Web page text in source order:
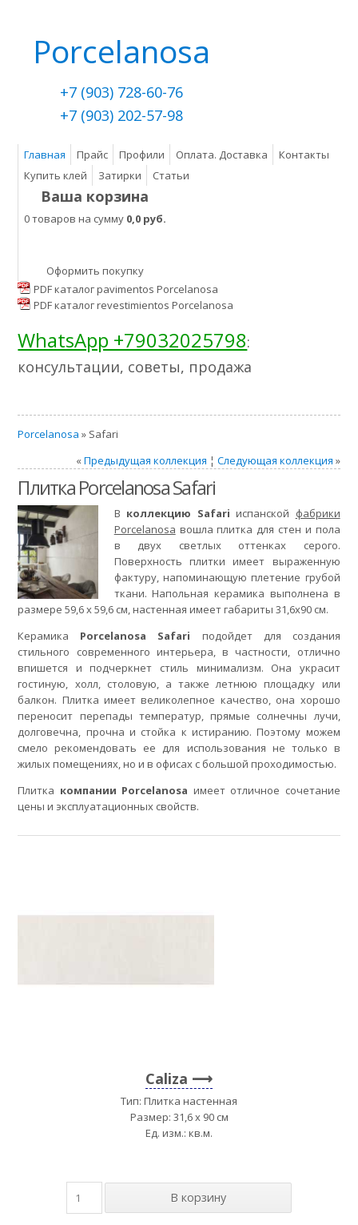
Porcelanosa
+7 (903) 728-60-76
+7 (903) 202-57-98
Главная Прайс Профили Оплата. Доставка
Контакты
Купить клей
Затирки Статьи
Ваша корзина
0 товаров на сумму 0,0 руб.
Оформить покупку
PDF каталог pavimentos Porcelanosa
PDF каталог revestimientos Porcelanosa
WhatsApp +79032025798:
консультации, советы, продажа
Porcelanosa » Safari
«Предыдущая коллекция ¦ Следующая коллекция »
Плитка Porcelanosa Safari
В коллекцию Safari испанской фабрики
Porcelanosa вошла плитка для стен и пола
в двух светлых оттенках серого.
Поверхность плитки имеет выраженную
фактуру, напоминающую плетение грубой
ткани. Напольная керамика выполнена в
размере 59,6 x 59,6 см, настенная имеет габариты 31,6x90 см.
Керамика Porcelanosa Safari подойдет для создания
стильного современного интерьера, в частности, отлично
впишется и подчеркнет стиль минимализм. Она украсит
гостиную, холл, столовую, а также летнюю площадку или
балкон. Плитка имеет великолепное качество, она хорошо
переносит перепады температур, прямые солнечны лучи,
долговечна, прочна и стойка к истиранию. Поэтому можем
смело рекомендовать ее для использования не только в
жилых помещениях, но и в офисах с большой проходимостью.
Плитка компании Porcelanosa имеет отличное сочетание
цены и эксплуатационных свойств.
Caliza
Тип: Плитка настенная
Размер: 31,6 x 90 см
Ед. изм.: кв.м.